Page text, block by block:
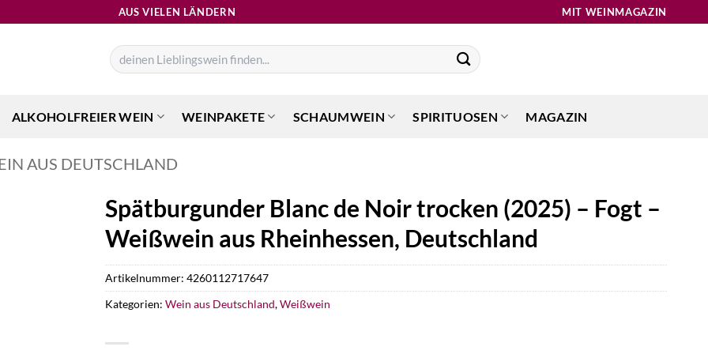
AUS VIELEN LÄNDERN MIT WEINMAGAZIN
Suchen
nach:
ALKOHOLFREIER WEIN WEINPAKETE SCHAUMWEIN SPIRITUOSEN MAGAZIN
AUS DEUTSCHLAND
Spätburgunder Blanc de Noir trocken (2025) – Fogt –
Weißwein aus Rheinhessen, Deutschland
Artikelnummer:4260112717647
Kategorien:Wein aus Deutschland,Weißwein